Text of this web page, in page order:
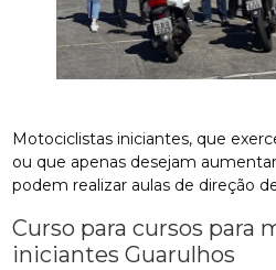
Motociclistas iniciantes, que
ou que apenas desejam
podem realizar aulas de direção
Curso para cursos para
iniciantes Guarulhos